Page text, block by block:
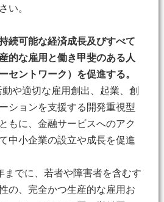
い。
続可能な経済成長及びすべて
的な雇用と働き甲斐のある人
セントワーク）を促進する。
動や適切な雇用創出、起業、創
ションを支援する開発重視型
もに、金融サービスへのアク
中小企業の設立や成長を促進
までに、若者や障害者を含むす
の、完全かつ生産的な雇用お